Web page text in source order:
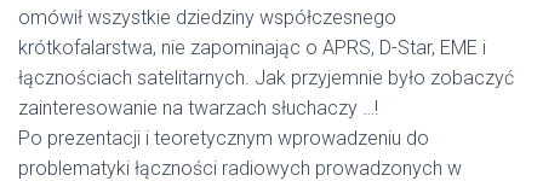
omówił wszystkie dziedziny współczesnego
krótkofalarstwa, nie zapominając o APRS, D-Star, EME i
łącznościach satelitarnych. Jak przyjemnie było zobaczyć
zainteresowanie na twarzach słuchaczy …!
Po prezentacji i teoretycznym wprowadzeniu do
problematyki łączności radiowych prowadzonych w